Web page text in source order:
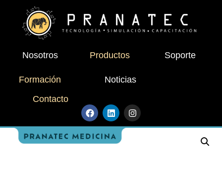
Nosotros Productos Soporte
Formación
Noticias
Contacto